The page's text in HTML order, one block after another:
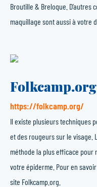
Broutille & Breloque. D’autres
maquillage sont aussi à votre
Folkcamp.org
https://folkcamp.org/
Il existe plusieurs techniques
et des rougeurs sur le visage.
méthode la plus efficace
votre épiderme. Pour en
site Folkcamp.org.